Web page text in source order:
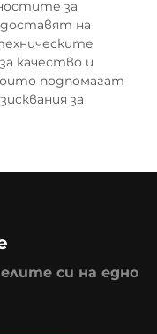
за
на
качество и
подпомагат
за
си на едно